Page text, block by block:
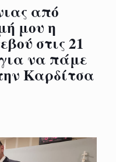
από
μου η
στις 21
να πάμε
Καρδίτσα